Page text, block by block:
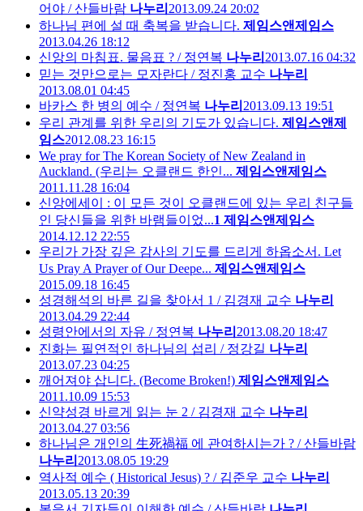
어야 / 산들바람 나누리 2013.09.24 20:02
하나님 편에 설 때 축복을 받습니다. 제임스앤제임스
2013.04.26 18:12
신앙의 마침표. 물음표 ? / 정연복 나누리 2013.07.16 04:32
믿는 것만으로는 모자란다 / 정진홍 교수 나누리
2013.08.01 04:45
바카스 한 병의 예수 / 정연복 나누리 2013.09.13 19:51
우리 관계를 위한 우리의 기도가 있습니다. 제임스앤제
임스2012.08.23 16:15
We pray for The Korean Society of New Zealand in
Auckland. (우리는 오클랜드 한인... 제임스앤제임스
2011.11.28 16:04
신앙에세이 : 이 모든 것이 오클랜드에 있는 우리 친구들
인 당신들을 위한 바램들이었...1 제임스앤제임스
2014.12.12 22:55
우리가 가장 깊은 감사의 기도를 드리게 하옵소서. Let
Us Pray A Prayer of Our Deepe... 제임스앤제임스
2015.09.18 16:45
성경해석의 바른 길을 찾아서 1 / 김경재 교수 나누리
2013.04.29 22:44
성령안에서의 자유 / 정연복 나누리 2013.08.20 18:47
진화는 필연적인 하나님의 섭리 / 정강길 나누리
2013.07.23 04:25
깨어져야 삽니다. (Become Broken!) 제임스앤제임스
2011.10.09 15:53
신약성경 바르게 읽는 눈 2 / 김경재 교수 나누리
2013.04.27 03:56
하나님은 개인의 生死禍福 에 관여하시는가 ? / 산들바람
나누리 2013.08.05 19:29
역사적 예수 ( Historical Jesus) ? / 김준우 교수 나누리
2013.05.13 20:39